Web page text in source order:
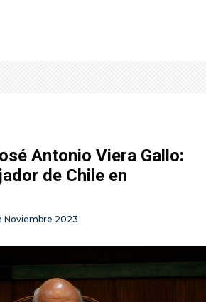
Antonio Viera Gallo:
de Chile en
Noviembre 2023